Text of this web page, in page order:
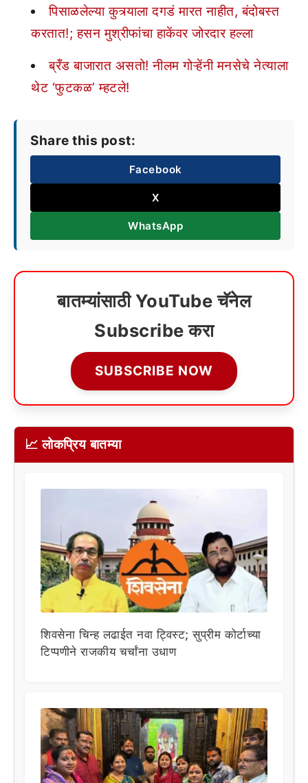
पिसाळलेल्या कुत्र्याला दगडं मारत नाहीत, बंदोबस्त
करतात!; हसन मुश्रीफांचा हाकेंवर जोरदार हल्ला
ब्रँड बाजारात असतो! नीलम गोऱ्हेंनी मनसेचे नेत्याला
थेट ‘फुटकळ’ म्हटले!
Share this post:
Facebook
X
WhatsApp
बातम्यांसाठी YouTube चॅनेल
Subscribe करा
SUBSCRIBE NOW
📈 लोकप्रिय बातम्या
शिवसेना चिन्ह लढाईत नवा ट्विस्ट; सुप्रीम कोर्टाच्या
टिप्पणीने राजकीय चर्चांना उधाण